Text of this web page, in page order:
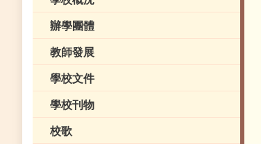
辦學團體
教師發展
學校文件
學校刊物
校歌